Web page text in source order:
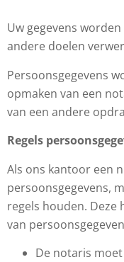
Uw gegevens
andere doelen
Persoonsgegevens
opmaken van een
van een andere
Regels
Als ons kantoor een
persoonsgegevens,
regels houden. Deze
van
De notaris